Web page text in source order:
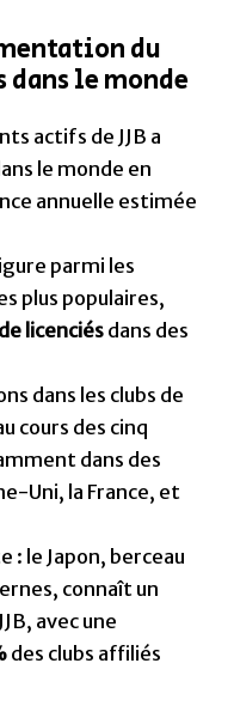
du
le monde
actifs de JJB a
le monde en
annuelle estimée
parmi les
plus populaires,
licenciésdans des
dans les clubs de
cours des cinq
dans des
Uni, la France, et
: le Japon, berceau
connaît un
avec une
des clubs affiliés